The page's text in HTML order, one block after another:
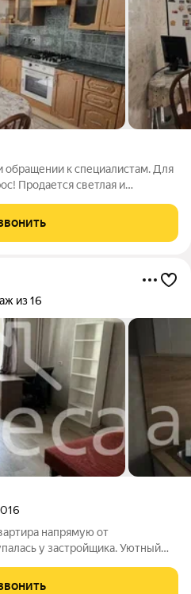
обращении к специалистам. Для
Продается светлая и
рядом со сквером
из 16
напрямую от
у застройщика. Уютный